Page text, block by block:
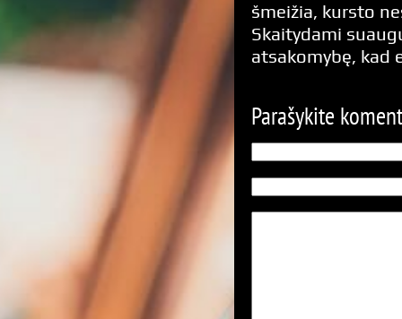
šmeižia, kursto
Skaitydami
atsakomybę, kad
Parašykite